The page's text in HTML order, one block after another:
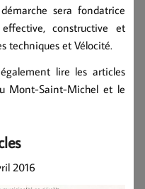
sera fondatrice
constructive et
techniques et Vélocité.
lire les articles
Mont-Saint-Michel et le
2016